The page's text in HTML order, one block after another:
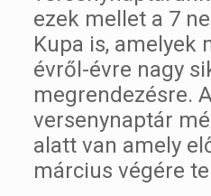
ezek mellet a 7
Kupa is, amelyek
évről-évre nagy
megrendezésre.
versenynaptár
alatt van amely
március végére